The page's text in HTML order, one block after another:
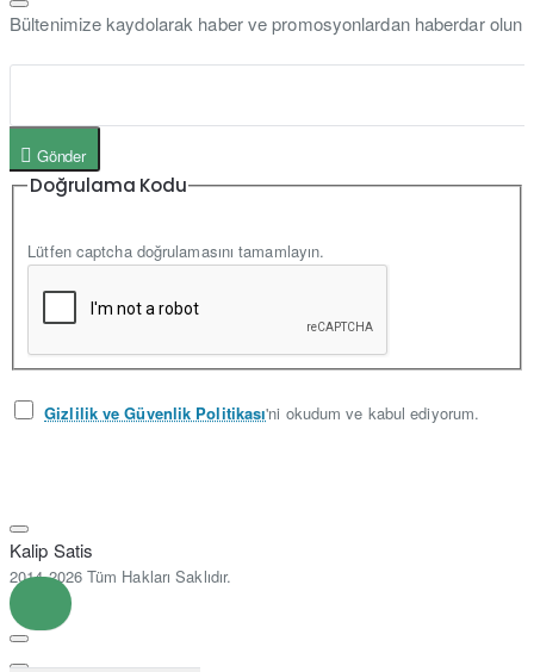
Bültenimize kaydolarak haber ve promosyonlardan haberdar olun
Gönder
Doğrulama Kodu
Lütfen captcha doğrulamasını tamamlayın.
Gizlilik ve Güvenlik Politikası'ni okudum ve kabul ediyorum.
Kalip Satis
2014-2026 Tüm Hakları Saklıdır.